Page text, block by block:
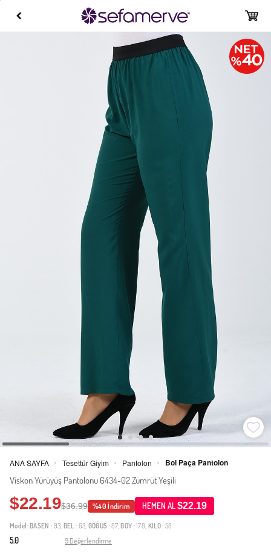
ANA SAYFA > Tesettür Giyim > Pantolon > Bol Paça Pantolon
Viskon Yürüyüş Pantolonu 6434-02 Zümrüt Yeşili
$22.19$36.99 %40 İndirim HEMEN AL$22.19
Model: BASEN : 93, BEL : 63, GÖĞÜS : 87, BOY : 178, KILO: 58
5.0 9 Değerlendirme